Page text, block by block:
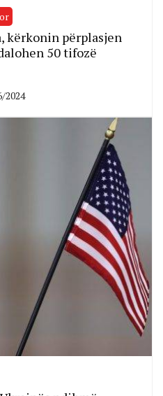
kërkonin përplasjen
50 tifozë
2024